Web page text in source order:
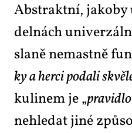
Abs­trakt­ní,
del­nách
sla­ně ne­mast­ně
ky a her­ci po­da­li
ku­li­nem je „
ne­hle­dat ji­né